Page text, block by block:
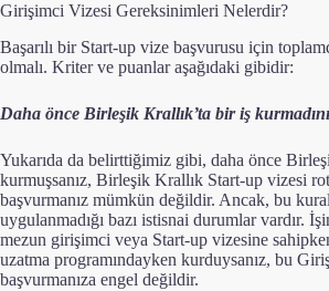
Girişimci Vizesi Gereksinimleri Nelerdir?
Başarılı bir Start-up vize başvurusu için
olmalı. Kriter ve puanlar aşağıdaki gibidir:
Daha önce Birleşik Krallık’ta bir iş
Yukarıda da belirttiğimiz gibi, daha önce
kurmuşsanız, Birleşik Krallık Start-up vizesi
başvurmanız mümkün değildir. Ancak, bu
uygulanmadığı bazı istisnai durumlar vardır.
mezun girişimci veya Start-up vizesine
uzatma programındayken kurduysanız, bu
başvurmanıza engel değildir.